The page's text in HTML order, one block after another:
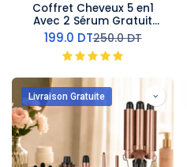
Coffret Cheveux 5 en1
Avec 2 Sérum Gratuit
Lexical 980°F
199.0 DT250.0DT
Livraison Gratuite